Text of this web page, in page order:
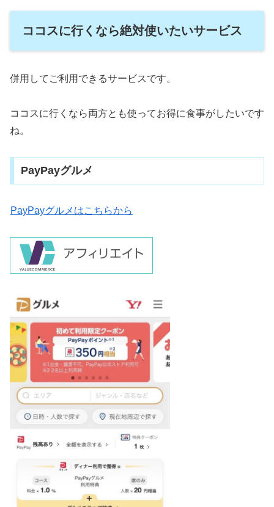
ココスに行くなら絶対使いたいサービス
併用してご利用できるサービスです。
ココスに行くなら両方とも使ってお得に食事がしたいです
ね。
PayPayグルメ
PayPayグルメはこちらから